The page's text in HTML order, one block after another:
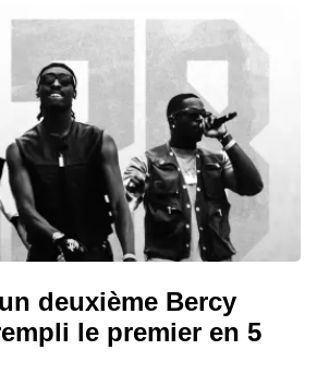
deuxième Bercy
le premier en 5